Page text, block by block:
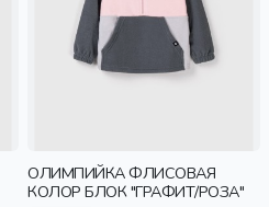
ОЛИМПИЙКА ФЛИСОВАЯ
КОЛОР БЛОК "ГРАФИТ/РОЗА"